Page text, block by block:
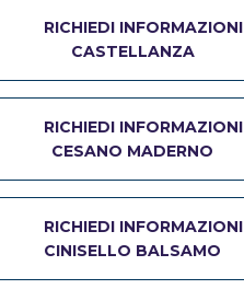
RICHIEDI INFORMAZIONI
CASTELLANZA
RICHIEDI INFORMAZIONI
CESANO MADERNO
RICHIEDI INFORMAZIONI
CINISELLO BALSAMO